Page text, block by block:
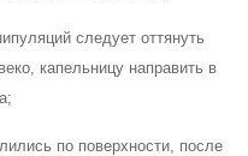
следует оттянуть
капельницу направить в
по поверхности, после